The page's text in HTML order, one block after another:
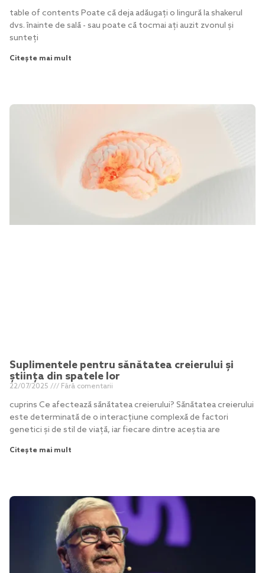
table of contents Poate că deja adăugați o lingură la shakerul
dvs. înainte de sală - sau poate că tocmai ați auzit zvonul și
sunteți
Citește mai mult
Suplimentele pentru sănătatea creierului și
știința din spatele lor
22/07/2025 Fără comentarii
cuprins Ce afectează sănătatea creierului? Sănătatea creierului
este determinată de o interacțiune complexă de factori
genetici și de stil de viață, iar fiecare dintre aceștia are
Citește mai mult